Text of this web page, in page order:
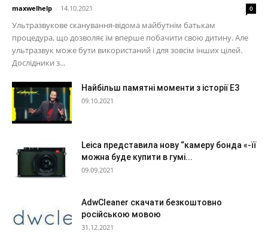
maxwelhelp - 14.10.2021 0
Ультразвукове сканування-відома майбутнім батькам
процедура, що дозволяє їм вперше побачити свою дитину. Але
ультразвук може бути використаний і для зовсім інших цілей.
Дослідники з...
Найбільш памятні моменти з історії Е3
09.10.2021
Leica представила нову “камеру бонда «-її
можна буде купити в гумі...
09.09.2021
AdwCleaner скачати безкоштовно
російською мовою
31.12.2021